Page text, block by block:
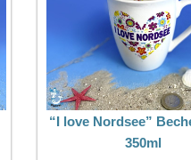
“I love Nordsee”
350ml